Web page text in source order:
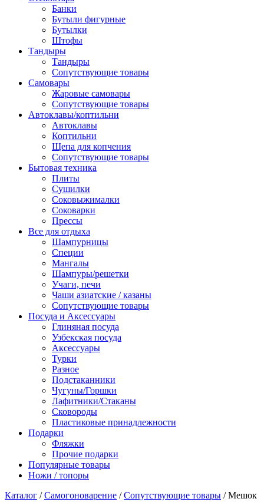
Банки
Бутыли фигурные
Бутылки
Штофы
Тандыры
Тандыры
Сопутствующие товары
Самовары
Жаровые самовары
Сопутствующие товары
Автоклавы/коптильни
Автоклавы
Коптильни
Щепа для копчения
Сопутствующие товары
Бытовая техника
Плиты
Сушилки
Соковыжималки
Соковарки
Прессы
Все для отдыха
Шампурницы
Специи
Мангалы
Шампуры/решетки
Учаги, печи
Чаши азиатские / казаны
Сопутствующие товары
Посуда и Аксессуары
Глиняная посуда
Узбекская посуда
Аксессуары
Турки
Разное
Подстаканники
Чугуны/Горшки
Лафитники/Стаканы
Сковороды
Пластиковые принадлежности
Подарки
Фляжки
Прочие подарки
Популярные товары
Ножи / топоры
Каталог /Самогоноварение /Сопутствующие товары / Мешок